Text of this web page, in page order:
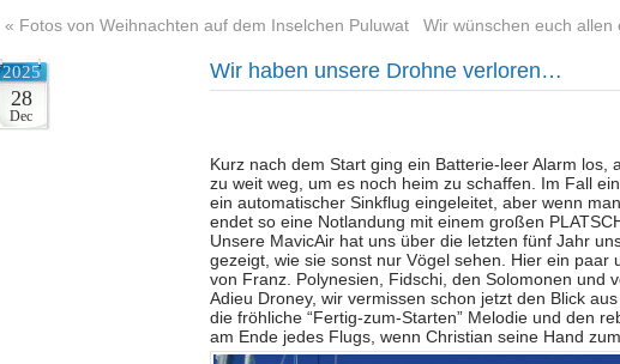
« Fotos von Weihnachten auf dem Inselchen Puluwat Wir wünschen euch
2025
28
Dec
Wir haben unsere Drohne verloren…
Kurz nach dem Start ging ein Batterie-leer Alarm los,
zu weit weg, um es noch heim zu schaffen. Im Fall
ein automatischer Sinkflug eingeleitet, aber wenn
endet so eine Notlandung mit einem großen
Unsere MavicAir hat uns über die letzten fünf Jahr
gezeigt, wie sie sonst nur Vögel sehen. Hier ein paar
von Franz. Polynesien, Fidschi, den Solomonen und
Adieu Droney, wir vermissen schon jetzt den Blick
die fröhliche “Fertig-zum-Starten” Melodie und den
am Ende jedes Flugs, wenn Christian seine Hand